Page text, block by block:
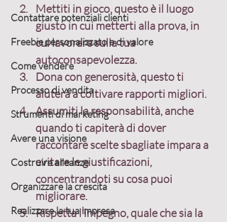
Contattare potenziali clienti
Freebie personalizzato e di valore
Come vendere
Processo di vendita
Strumenti di marketing
Avere una visione
Costruire alleanze
Organizzare la crescita
Realizzare la tua impresa
Mettiti in gioco, questo è il luogo
giusto in cui metterti alla prova, in
cui lavorare sulla tua
autoconsapevolezza.
Dona con generosità, questo ti
aiuterà a coltivare rapporti migliori.
Assumiti la responsabilità, anche
quando ti capiterà di dover
raccontare scelte sbagliate impara a
evitare le giustificazioni,
concentrandoti su cosa puoi
migliorare.
Rispetta l’impegno, quale che sia la